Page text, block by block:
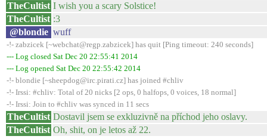
TheCultist I wish you a scary Solstice!
TheCultist :3
@blondie wuff
-!- zabzicek [~webchat@regp.zabzicek] has quit [Ping timeout: 240 seconds]
--- Log closed Sat Dec 20 22:55:41 2014
--- Log opened Sat Dec 20 22:55:42 2014
-!- blondie [~sheepdog@irc.pirati.cz] has joined #chliv
-!- Irssi: #chliv: Total of 20 nicks [2 ops, 0 halfops, 0 voices, 18 normal]
-!- Irssi: Join to #chliv was synced in 11 secs
TheCultist Dostavil jsem se exkluzivně na příchod jeho oslavy.
TheCultist Oh, shit, on je letos až 22.